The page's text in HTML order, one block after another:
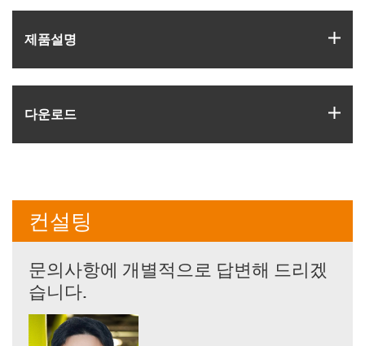
제품­설명
다운로드
컨설팅
문의사항에 개별적으로 답변해 드리겠
습니다.